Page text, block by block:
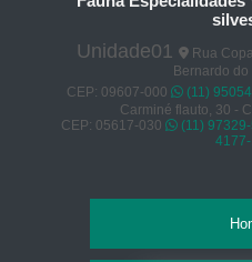
Unidade01
Rua
Bernardo
CEP: 09607-000
(11)
Carminé flauto, 30 -
CEP: 05617-030
(11) 97329-